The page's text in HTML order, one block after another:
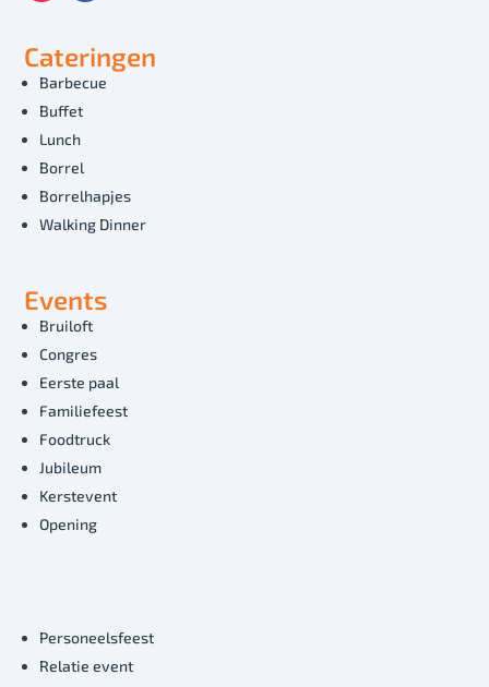
Cateringen
Barbecue
Buffet
Lunch
Borrel
Borrelhapjes
Walking Dinner
Events
Bruiloft
Congres
Eerste paal
Familiefeest
Foodtruck
Jubileum
Kerstevent
Opening
Personeelsfeest
Relatie event